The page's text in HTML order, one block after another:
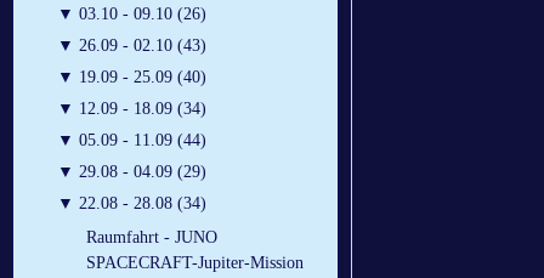
▼ 03.10 - 09.10 (26)
▼ 26.09 - 02.10 (43)
▼ 19.09 - 25.09 (40)
▼ 12.09 - 18.09 (34)
▼ 05.09 - 11.09 (44)
▼ 29.08 - 04.09 (29)
▼ 22.08 - 28.08 (34)
Raumfahrt - JUNO
SPACECRAFT-Jupiter-Mission